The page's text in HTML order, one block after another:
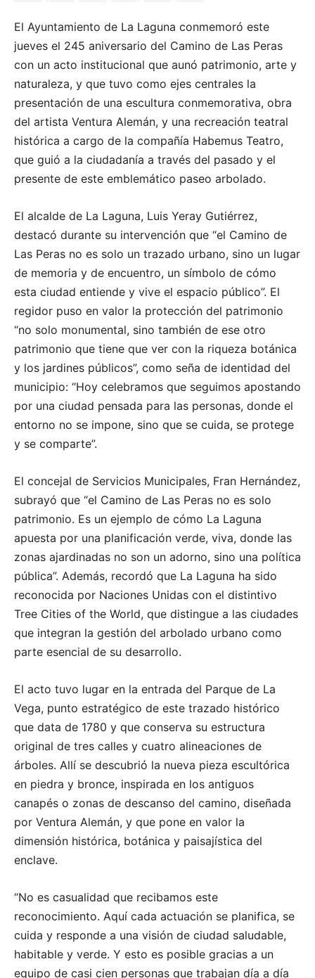
El Ayuntamiento de La Laguna conmemoró este
jueves el 245 aniversario del Camino de Las Peras
con un acto institucional que aunó patrimonio, arte y
naturaleza, y que tuvo como ejes centrales la
presentación de una escultura conmemorativa, obra
del artista Ventura Alemán, y una recreación teatral
histórica a cargo de la compañía Habemus Teatro,
que guió a la ciudadanía a través del pasado y el
presente de este emblemático paseo arbolado.
El alcalde de La Laguna, Luis Yeray Gutiérrez,
destacó durante su intervención que “el Camino de
Las Peras no es solo un trazado urbano, sino un lugar
de memoria y de encuentro, un símbolo de cómo
esta ciudad entiende y vive el espacio público”. El
regidor puso en valor la protección del patrimonio
“no solo monumental, sino también de ese otro
patrimonio que tiene que ver con la riqueza botánica
y los jardines públicos”, como seña de identidad del
municipio: “Hoy celebramos que seguimos apostando
por una ciudad pensada para las personas, donde el
entorno no se impone, sino que se cuida, se protege
y se comparte”.
El concejal de Servicios Municipales, Fran Hernández,
subrayó que “el Camino de Las Peras no es solo
patrimonio. Es un ejemplo de cómo La Laguna
apuesta por una planificación verde, viva, donde las
zonas ajardinadas no son un adorno, sino una política
pública”. Además, recordó que La Laguna ha sido
reconocida por Naciones Unidas con el distintivo
Tree Cities of the World, que distingue a las ciudades
que integran la gestión del arbolado urbano como
parte esencial de su desarrollo.
El acto tuvo lugar en la entrada del Parque de La
Vega, punto estratégico de este trazado histórico
que data de 1780 y que conserva su estructura
original de tres calles y cuatro alineaciones de
árboles. Allí se descubrió la nueva pieza escultórica
en piedra y bronce, inspirada en los antiguos
canapés o zonas de descanso del camino, diseñada
por Ventura Alemán, y que pone en valor la
dimensión histórica, botánica y paisajística del
enclave.
“No es casualidad que recibamos este
reconocimiento. Aquí cada actuación se planifica, se
cuida y responde a una visión de ciudad saludable,
habitable y verde. Y esto es posible gracias a un
equipo de casi cien personas que trabajan día a día